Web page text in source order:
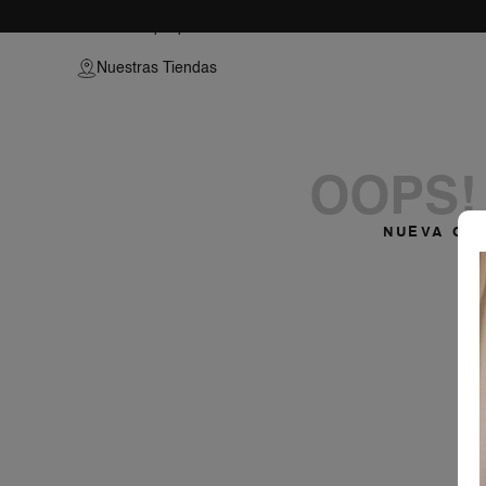
Nuestras Tiendas
NUEVA
OOPS!